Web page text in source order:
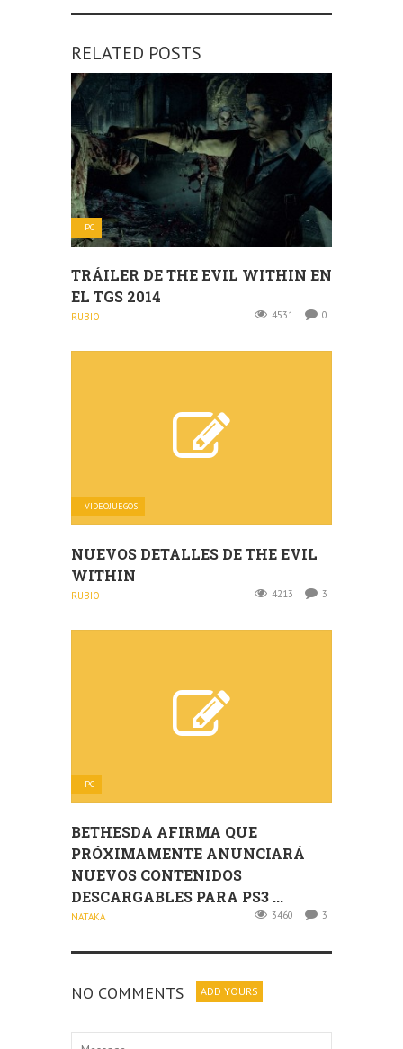
RELATED POSTS
PC
TRÁILER DE THE EVIL WITHIN EN
EL TGS 2014
RUBIO 4531 0
VIDEOJUEGOS
NUEVOS DETALLES DE THE EVIL
WITHIN
RUBIO 4213 3
PC
BETHESDA AFIRMA QUE
PRÓXIMAMENTE ANUNCIARÁ
NUEVOS CONTENIDOS
DESCARGABLES PARA PS3 ...
NATAKA 3460 3
NO COMMENTS ADD YOURS